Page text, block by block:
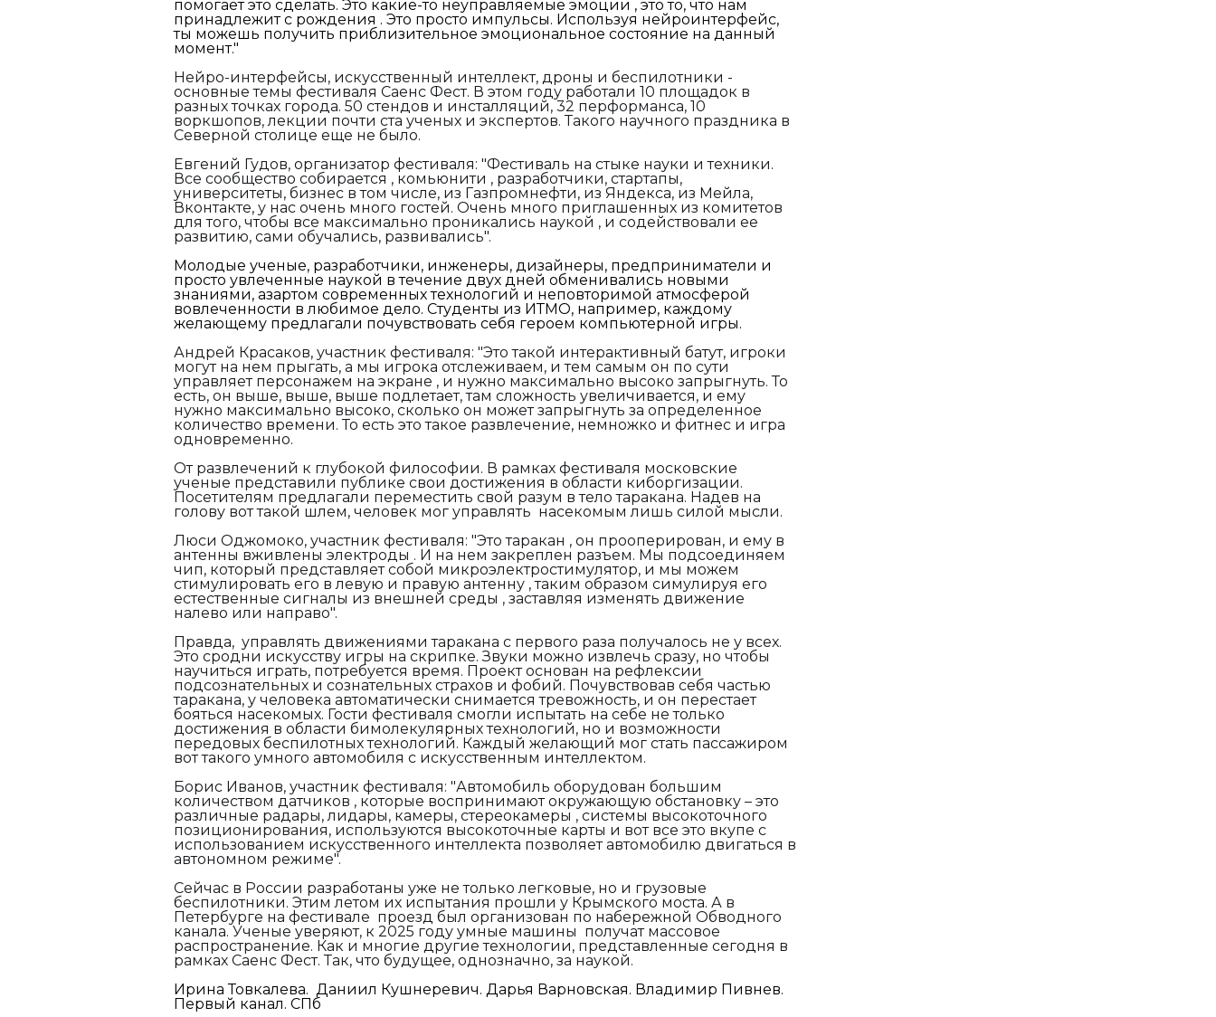
помогает это сделать. Это какие-то неуправляемые эмоции , это то, что нам
принадлежит с рождения . Это просто импульсы. Используя нейроинтерфейс,
ты можешь получить приблизительное эмоциональное состояние на данный
момент."
Нейро-интерфейсы, искусственный интеллект, дроны и беспилотники -
основные темы фестиваля Саенс Фест. В этом году работали 10 площадок в
разных точках города. 50 стендов и инсталляций, 32 перформанса, 10
воркшопов, лекции почти ста ученых и экспертов. Такого научного праздника в
Северной столице еще не было.
Евгений Гудов, организатор фестиваля: "Фестиваль на стыке науки и техники.
Все сообщество собирается , комьюнити , разработчики, стартапы,
университеты, бизнес в том числе, из Газпромнефти, из Яндекса, из Мейла,
Вконтакте, у нас очень много гостей. Очень много приглашенных из комитетов
для того, чтобы все максимально проникались наукой , и содействовали ее
развитию, сами обучались, развивались".
Молодые ученые, разработчики, инженеры, дизайнеры, предприниматели и
просто увлеченные наукой в течение двух дней обменивались новыми
знаниями, азартом современных технологий и неповторимой атмосферой
вовлеченности в любимое дело. Студенты из ИТМО, например, каждому
желающему предлагали почувствовать себя героем компьютерной игры.
Андрей Красаков, участник фестиваля: "Это такой интерактивный батут, игроки
могут на нем прыгать, а мы игрока отслеживаем, и тем самым он по сути
управляет персонажем на экране , и нужно максимально высоко запрыгнуть. То
есть, он выше, выше, выше подлетает, там сложность увеличивается, и ему
нужно максимально высоко, сколько он может запрыгнуть за определенное
количество времени. То есть это такое развлечение, немножко и фитнес и игра
одновременно.
От развлечений к глубокой философии. В рамках фестиваля московские
ученые представили публике свои достижения в области киборгизации.
Посетителям предлагали переместить свой разум в тело таракана. Надев на
голову вот такой шлем, человек мог управлять насекомым лишь силой мысли.
Люси Оджомоко, участник фестиваля: "Это таракан , он прооперирован, и ему в
антенны вживлены электроды . И на нем закреплен разъем. Мы подсоединяем
чип, который представляет собой микроэлектростимулятор, и мы можем
стимулировать его в левую и правую антенну , таким образом симулируя его
естественные сигналы из внешней среды , заставляя изменять движение
налево или направо".
Правда, управлять движениями таракана с первого раза получалось не у всех.
Это сродни искусству игры на скрипке. Звуки можно извлечь сразу, но чтобы
научиться играть, потребуется время. Проект основан на рефлексии
подсознательных и сознательных страхов и фобий. Почувствовав себя частью
таракана, у человека автоматически снимается тревожность, и он перестает
бояться насекомых. Гости фестиваля смогли испытать на себе не только
достижения в области бимолекулярных технологий, но и возможности
передовых беспилотных технологий. Каждый желающий мог стать пассажиром
вот такого умного автомобиля с искусственным интеллектом.
Борис Иванов, участник фестиваля: "Автомобиль оборудован большим
количеством датчиков , которые воспринимают окружающую обстановку – это
различные радары, лидары, камеры, стереокамеры , системы высокоточного
позиционирования, используются высокоточные карты и вот все это вкупе с
использованием искусственного интеллекта позволяет автомобилю двигаться в
автономном режиме".
Сейчас в России разработаны уже не только легковые, но и грузовые
беспилотники. Этим летом их испытания прошли у Крымского моста. А в
Петербурге на фестивале проезд был организован по набережной Обводного
канала. Ученые уверяют, к 2025 году умные машины получат массовое
распространение. Как и многие другие технологии, представленные сегодня в
рамках Саенс Фест. Так, что будущее, однозначно, за наукой.
Ирина Товкалева. Даниил Кушнеревич. Дарья Варновская. Владимир Пивнев.
Первый канал. СПб